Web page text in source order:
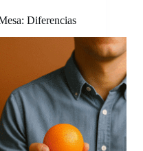
Diferencias